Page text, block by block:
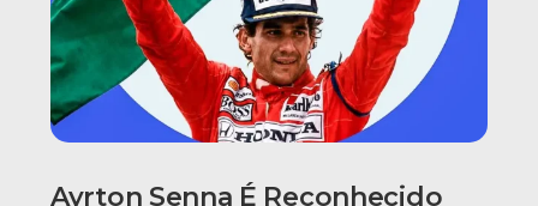
Ayrton Senna É Reconhecido